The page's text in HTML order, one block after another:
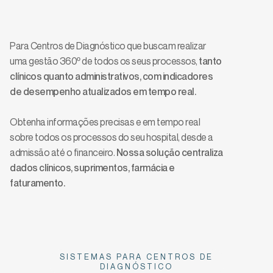
Para Centros de Diagnóstico que buscam realizar
uma gestão 360º de todos os seus processos, tanto
clínicos quanto administrativos, com indicadores
de desempenho atualizados em tempo real.
Obtenha informações precisas e em tempo real
sobre todos os processos do seu hospital, desde a
admissão até o financeiro. Nossa solução centraliza
dados clínicos, suprimentos, farmácia e
faturamento.
SISTEMAS PARA CENTROS DE
DIAGNÓSTICO